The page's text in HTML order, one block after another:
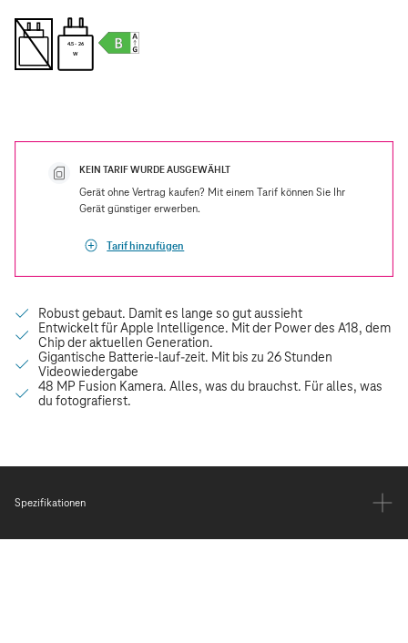
4.5 - 26
W
KEIN TARIF WURDE AUSGEWÄHLT
Gerät ohne Vertrag kaufen? Mit einem Tarif können Sie Ihr
Gerät günstiger erwerben.
Tarif hinzufügen
Spezifikationen